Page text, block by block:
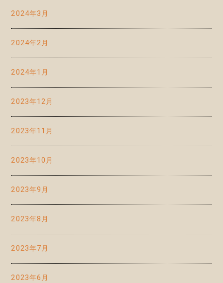
2024年3月
2024年2月
2024年1月
2023年12月
2023年11月
2023年10月
2023年9月
2023年8月
2023年7月
2023年6月